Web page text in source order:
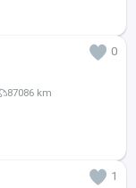
0
87086 km
1